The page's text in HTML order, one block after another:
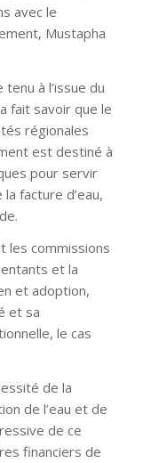
avec le
Mustapha
à l’issue du
fait savoir que le
régionales
est destiné à
pour servir
facture d’eau,
les commissions
et la
et adoption,
et sa
le cas
de la
de l’eau et de
de ce
financiers de